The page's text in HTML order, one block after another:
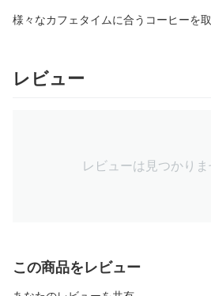
様々なカフェタイムに合うコーヒーを
レビュー
レビューは見つかり
この商品をレビュー